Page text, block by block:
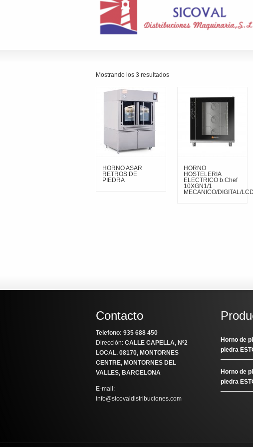
Mostrando los 3 resultados
HORNO ASAR
RETROS DE
PIEDRA
HORNO
HOSTELERIA
ELECTRICO b.Chef
10XGN1/1
MECANICO/DIGITAL/LCD
Contacto
Telefono: 935 688 450
Dirección: CALLE CAPELLA, Nº2
LOCAL. 08170, MONTORNES
CENTRE, MONTORNES DEL
VALLES, BARCELONA
E-mail:
info@sicovaldistribuciones.com
Horno de
piedra
Horno de
piedra